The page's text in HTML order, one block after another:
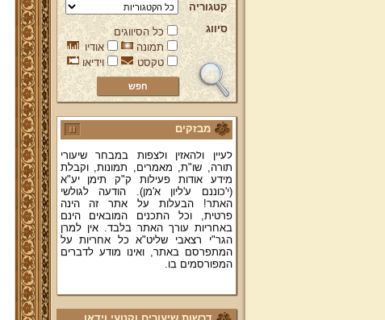
קטגוריה
סיווג
כל הסיווגים
תמונה
אודיו
טקסט
וידיאו
מבזקים
ברוכים הבאים לאתר מהרי"ץ
יד מהרי"ץ - פורטל תורני למורשת יהדות
תימן, האתר הרשמי להנצחת מורשתו
של גאון רבני תימן ותפארתם מהרי"ץ
זצוק"ל. באתר תמצאו גם תכנים תורניים
והלכתיים רבים של מרן הגאון הרב יצחק
מחבר ספרי שלחן ערוך המקוצר ח"ח
ושו"ת עולת יצחק ג"ח ועוד, וכן תוכלו
תורה, שו"ת, מאמרים, תמונות, וקבלת
מידע אודות פעילות ק"ק תימן יע"א
(י'כוננם ע'ליון א'מן). הודעה לגולשי
האתר! הבעלות על אתר זה הינה
פרטית, וכל התכנים המובאים הינם
באחריות עורך האתר בלבד. אין למרן
הגר"י רצאבי שליט"א כל אחריות על
המתפרסם באתר, ואינו מודע לדברים
המפורסמים בו.
יע"א די בכל אתר ואתר